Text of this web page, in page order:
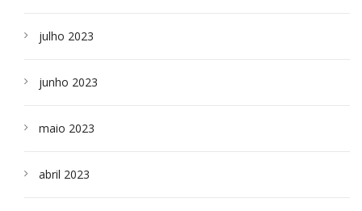
julho 2023
junho 2023
maio 2023
abril 2023